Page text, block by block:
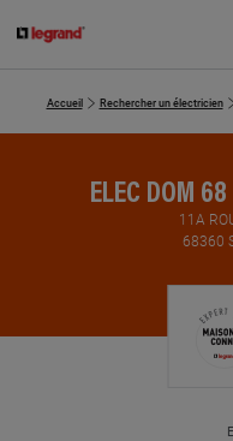
Accueil Rechercher un électricien
ELEC DOM
11A
68360